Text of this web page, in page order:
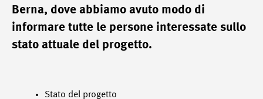
Berna, dove abbiamo avuto modo di
informare tutte le persone interessate sullo
stato attuale del progetto.
Stato del progetto